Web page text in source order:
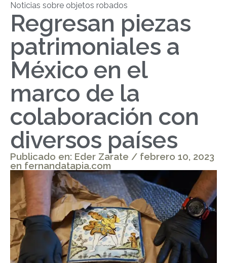
Noticias sobre objetos robados
Regresan piezas
patrimoniales a
México en el
marco de la
colaboración con
diversos países
Publicado en: Eder Zarate / febrero 10, 2023
en fernandatapia.com